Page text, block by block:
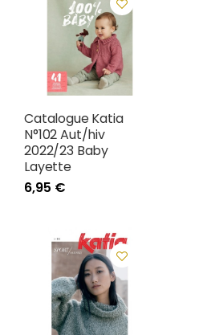
Catalogue Katia
N°102 Aut/hiv
2022/23 Baby
Layette
6,95 €